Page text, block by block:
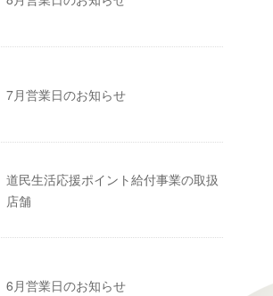
7月営業日のお知らせ
道民生活応援ポイント給付事業の取扱
店舗
6月営業日のお知らせ